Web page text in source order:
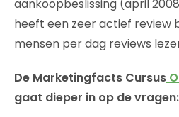
aankoopbeslissing (april
heeft een zeer actief review
mensen per dag reviews
De Marketingfacts Cursus
gaat dieper in op de vragen: